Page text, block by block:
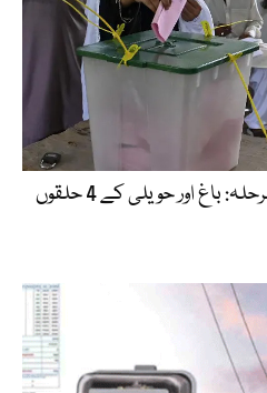
آزاد کشمیر الیکشن کا تیسرا مرحلہ: باغ اور حویلی کے 4 حلقوں